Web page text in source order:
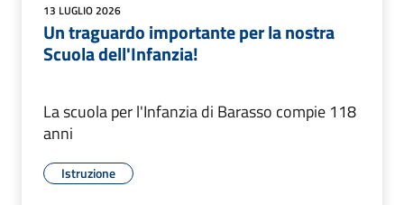
13 LUGLIO 2026
Un traguardo importante per la nostra
Scuola dell'Infanzia!
La scuola per l'Infanzia di Barasso compie 118
anni
Istruzione